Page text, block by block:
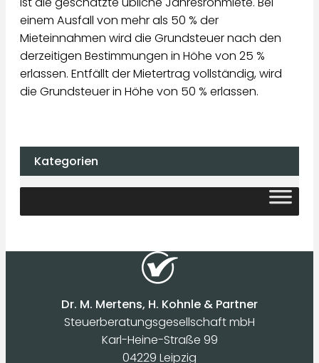
einem Ausfall von mehr als 50 % der
Mieteinnahmen wird die Grundsteuer nach den
derzeitigen Bestimmungen in Höhe von 25 %
erlassen. Entfällt der Mietertrag vollständig, wird
die Grundsteuer in Höhe von 50 % erlassen.
Kategorien
Dr. M. Mertens, H. Kohnle & Partner
Steuerberatungsgesellschaft mbH
Karl-Heine-Straße 99
04229 Leipzig